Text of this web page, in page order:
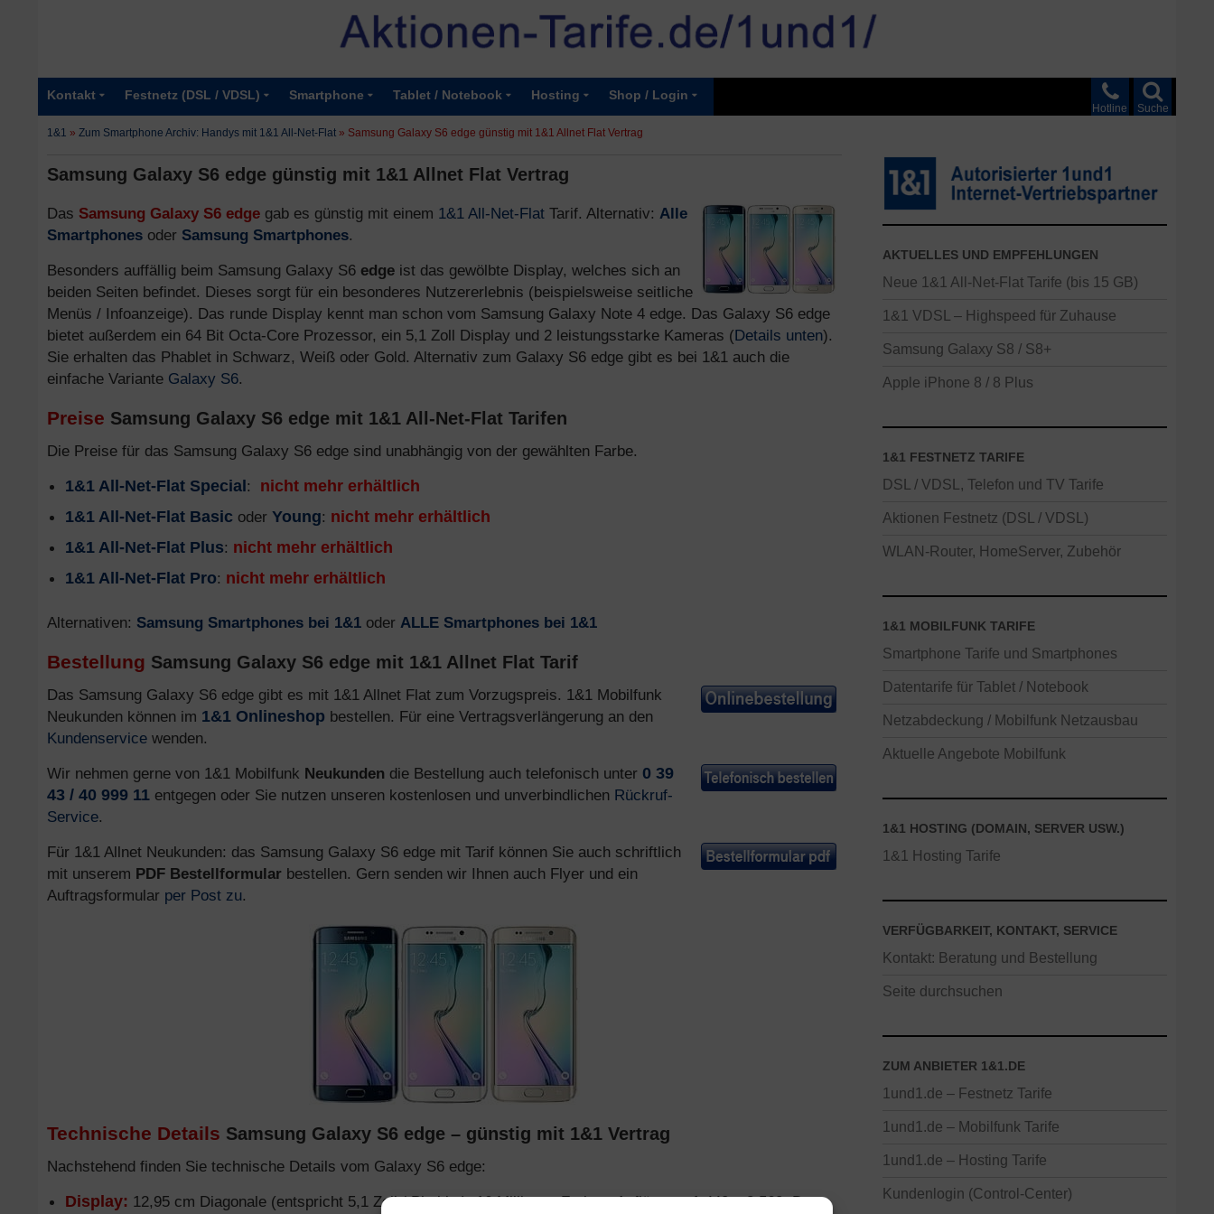
Suche
Hotline
Kontakt Festnetz (DSL / VDSL) Smartphone Tablet / Notebook Hosting Shop / Login
1&1 » Zum Smartphone Archiv: Handys mit 1&1 All-Net-Flat » Samsung Galaxy S6 edge günstig mit 1&1 Allnet Flat Vertrag
Samsung Galaxy S6 edge günstig mit 1&1 Allnet Flat Vertrag
Das Samsung Galaxy S6 edge gab es günstig mit einem 1&1 All-Net-Flat Tarif. Alternativ: Alle
Smartphones oder Samsung Smartphones.
Besonders auffällig beim Samsung Galaxy S6 edge ist das gewölbte Display, welches sich an
beiden Seiten befindet. Dieses sorgt für ein besonderes Nutzererlebnis (beispielsweise seitliche
Menüs / Infoanzeige). Das runde Display kennt man schon vom Samsung Galaxy Note 4 edge. Das Galaxy S6 edge
bietet außerdem ein 64 Bit Octa-Core Prozessor, ein 5,1 Zoll Display und 2 leistungsstarke Kameras (Details unten).
Sie erhalten das Phablet in Schwarz, Weiß oder Gold. Alternativ zum Galaxy S6 edge gibt es bei 1&1 auch die
einfache Variante Galaxy S6.
Preise Samsung Galaxy S6 edge mit 1&1 All-Net-Flat Tarifen
Die Preise für das Samsung Galaxy S6 edge sind unabhängig von der gewählten Farbe.
1&1 All-Net-Flat Special : nicht mehr erhältlich
1&1 All-Net-Flat Basic oder Young: nicht mehr erhältlich
1&1 All-Net-Flat Plus: nicht mehr erhältlich
1&1 All-Net-Flat Pro: nicht mehr erhältlich
Alternativen: Samsung Smartphones bei 1&1 oder ALLE Smartphones bei 1&1
Bestellung Samsung Galaxy S6 edge mit 1&1 Allnet Flat Tarif
Das Samsung Galaxy S6 edge gibt es mit 1&1 Allnet Flat zum Vorzugspreis. 1&1 Mobilfunk
Neukunden können im 1&1 Onlineshop bestellen. Für eine Vertragsverlängerung an den
Kundenservice wenden.
Wir nehmen gerne von 1&1 Mobilfunk Neukunden die Bestellung auch telefonisch unter 0 39
43 / 40 999 11 entgegen oder Sie nutzen unseren kostenlosen und unverbindlichen Rückruf-
Service.
Für 1&1 Allnet Neukunden: das Samsung Galaxy S6 edge mit Tarif können Sie auch schriftlich
mit unserem PDF Bestellformular bestellen. Gern senden wir Ihnen auch Flyer und ein
Auftragsformular per Post zu.
Technische Details Samsung Galaxy S6 edge – günstig mit 1&1 Vertrag
Nachstehend finden Sie technische Details vom Galaxy S6 edge:
Display: 12,95 cm Diagonale (entspricht 5,1 Zoll / Phablet). 16 Millionen Farben. Auflösung: 1.440 x 2.560. Das
AKTUELLES UND EMPFEHLUNGEN
Neue 1&1 All-Net-Flat Tarife (bis 15 GB)
1&1 VDSL – Highspeed für Zuhause
Samsung Galaxy S8 / S8+
Apple iPhone 8 / 8 Plus
1&1 FESTNETZ TARIFE
DSL / VDSL, Telefon und TV Tarife
Aktionen Festnetz (DSL / VDSL)
WLAN-Router, HomeServer, Zubehör
1&1 MOBILFUNK TARIFE
Smartphone Tarife und Smartphones
Datentarife für Tablet / Notebook
Netzabdeckung / Mobilfunk Netzausbau
Aktuelle Angebote Mobilfunk
1&1 HOSTING (DOMAIN, SERVER USW.)
1&1 Hosting Tarife
VERFÜGBARKEIT, KONTAKT, SERVICE
Kontakt: Beratung und Bestellung
Seite durchsuchen
ZUM ANBIETER 1&1.DE
1und1.de – Festnetz Tarife
1und1.de – Mobilfunk Tarife
1und1.de – Hosting Tarife
Kundenlogin (Control-Center)